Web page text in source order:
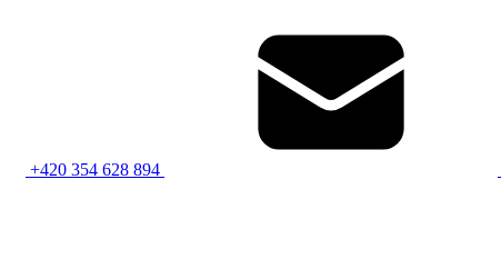
+420 354 628 894